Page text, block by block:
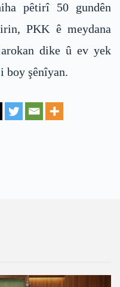
pêtirî 50 gundên
PKK ê meydana
dike û ev yek
boy şênîyan.